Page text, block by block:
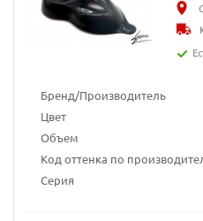
Бренд/Производитель
Цвет
Объем
Код оттенка по
Серия